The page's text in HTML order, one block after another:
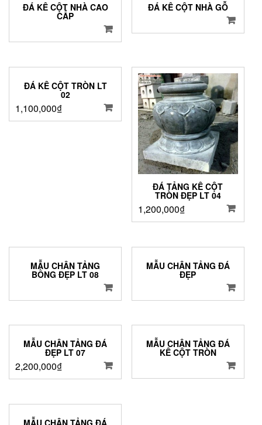
ĐÁ KÊ CỘT NHÀ CAO
CẤP
ĐÁ KÊ CỘT NHÀ GỖ
ĐÁ KÊ CỘT TRÒN LT
02
1,100,000₫
ĐÁ TẢNG KÊ CỘT
TRÒN ĐẸP LT 04
1,200,000₫
MẪU CHÂN TẢNG
BỒNG ĐẸP LT 08
MẪU CHÂN TẢNG ĐÁ
ĐẸP
MẪU CHÂN TẢNG ĐÁ
ĐẸP LT 07
2,200,000₫
MẪU CHÂN TẢNG ĐÁ
KÊ CỘT TRÒN